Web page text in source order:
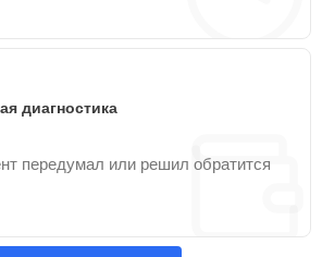
диагностика
передумал или решил обратится